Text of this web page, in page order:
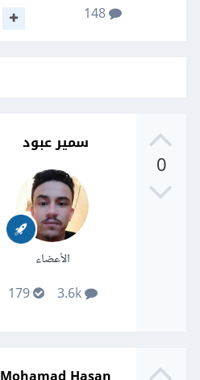
148
0
سمير عبود
الأعضاء
3.6k
179